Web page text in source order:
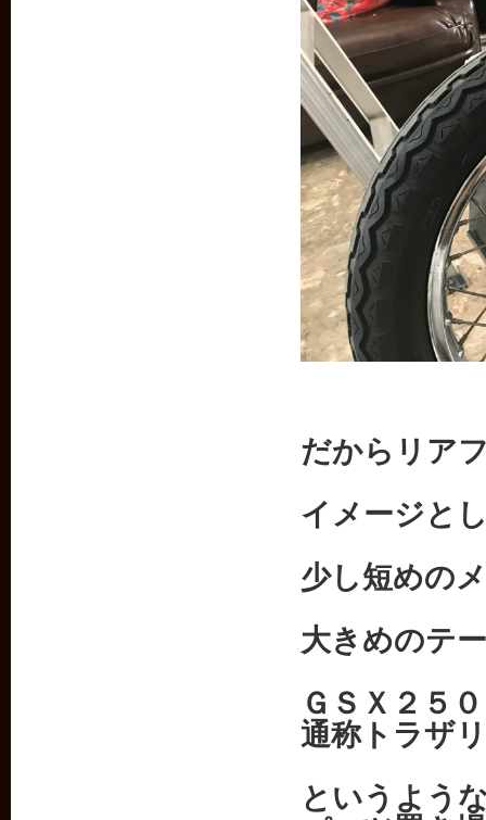
だからリア
イメージと
少し短めの
大きめのテ
ＧＳＸ２５
通称トラザ
というよう